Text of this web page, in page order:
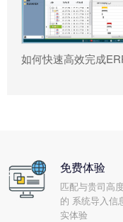
免费体验
匹配与贵司高
的 系统导入信
实体验